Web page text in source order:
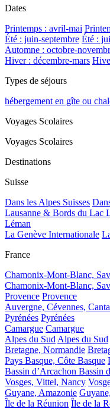
Dates
Printemps : avril-mai
Été : juin-septembre Été :
Automne : octobre-
Hiver : décembre-mars
Types de séjours
hébergement en gîte ou
Voyages Scolaires
Voyages Scolaires
Destinations
Suisse
Dans les Alpes Suisses
Lausanne & Bords du Lac
Léman
La Genève Internationale
France
Chamonix-Mont-Blanc,
Chamonix-Mont-Blanc,
Provence Provence
Auvergne, Cévennes,
Pyrénées Pyrénées
Camargue Camargue
Alpes du Sud Alpes du Sud
Bretagne, Normandie
Pays Basque, Côte Basque
Bassin d’Arcachon Bassin
Vosges, Vittel, Nancy
Guyane, Amazonie
Île de la Réunion Île de la